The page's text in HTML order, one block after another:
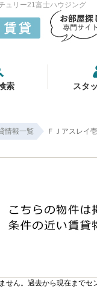
ュリー21富士ハウジング
索 スタ
情報一覧 ＦＪアスレイ
ん。過去から現在までセ